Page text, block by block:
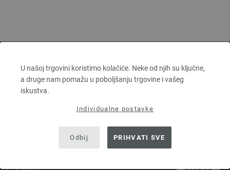
U našoj trgovini koristimo kolačiće. Neke od njih su ključne,
a druge nam pomažu u poboljšanju trgovine i vašeg
iskustva.
Individualne postavke
Odbij PRIHVATI SVE
FILATI WEB TRGOVINA ZA LANA
PRETPLATITE SE NA NEWSLETTER SADA I OSVOJITE
VAUČER OD 10 €.*